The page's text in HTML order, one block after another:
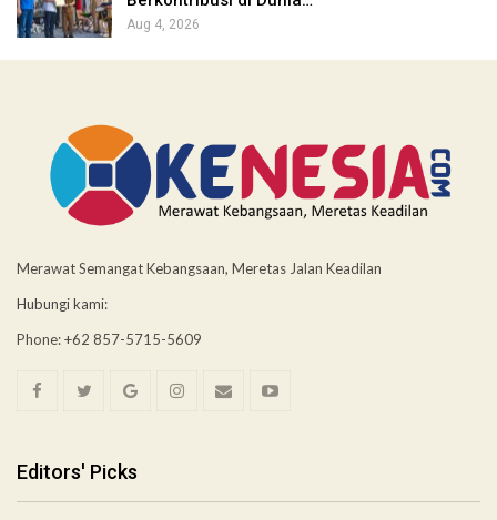
Aug 4, 2026
Merawat Semangat Kebangsaan, Meretas Jalan Keadilan
Hubungi kami:
Phone: +62 857-5715-5609
Editors' Picks